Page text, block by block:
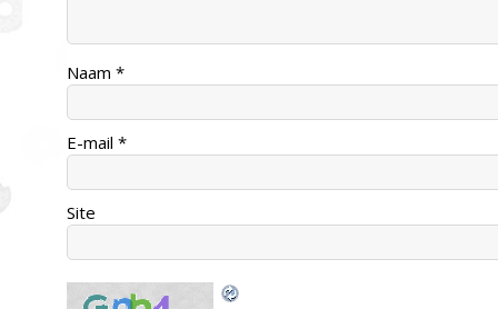
Naam *
E-mail *
Site